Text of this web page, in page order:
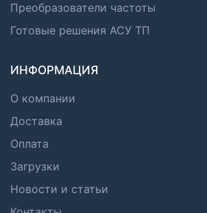
Преобразователи частоты
Готовые решения АСУ ТП
ИНФОРМАЦИЯ
О компании
Доставка
Оплата
Загрузки
Новости и статьи